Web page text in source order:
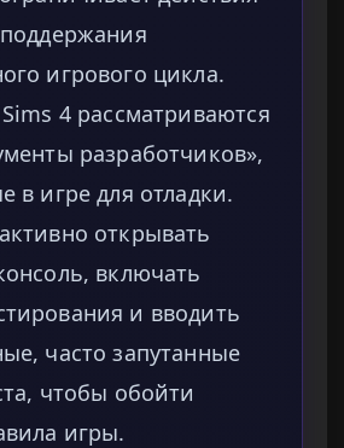
игрового цикла.
4 рассматриваются
разработчиков»,
в игре для отладки.
открывать
включать
и вводить
часто запутанные
чтобы обойти
игры.